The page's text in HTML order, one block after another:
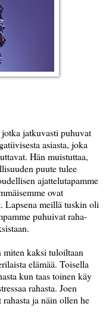
jatkuvasti puhuvat
asiasta, joka
Hän muistuttaa,
puute tulee
ajattelutapamme
ovat
Lapsena meillä tuskin oli
puhuivat raha-
miten kaksi tuloiltaan
elämää. Toisella
kun taas toinen käy
rahasta. Joen
ja näin ollen he